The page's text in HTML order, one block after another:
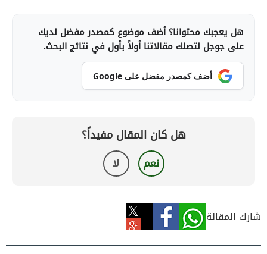
هل يعجبك محتوانا؟ أضف موضوع كمصدر مفضل لديك
على جوجل لتصلك مقالاتنا أولاً بأول في نتائج البحث.
أضف كمصدر مفضل على Google
هل كان المقال مفيداً؟
نعم لا
شارك المقالة